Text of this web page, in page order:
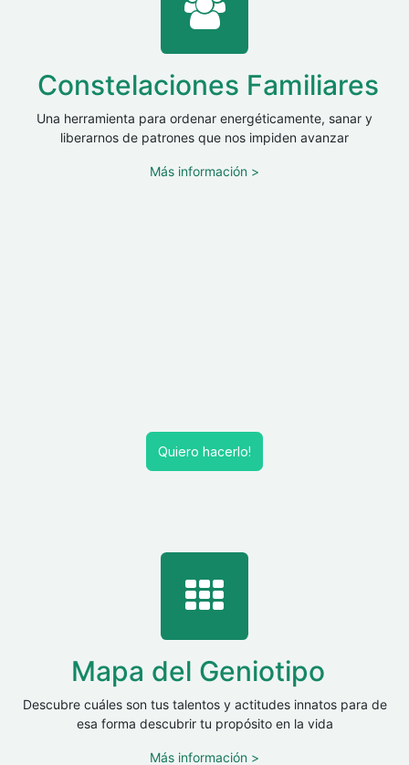
Constelaciones Familiares
Una herramienta para ordenar energéticamente, sanar y
liberarnos de patrones que nos impiden avanzar
Más información >
Quiero hac​erlo!
Mapa del Geniotipo
Descubre cuáles son tus talentos y actitudes innatos para de
esa forma descubrir tu propósito en la vida
Más información >